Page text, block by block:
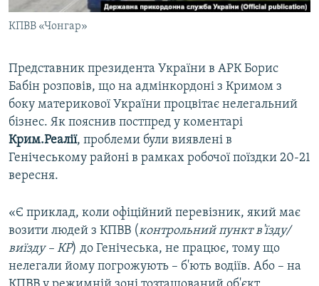
ІНФОГРАФІКА
ДОЛУЧАЙСЯ!
Усі сайти RFE/RL
КПВВ «Чонгар»
Представник президента України в АРК Борис
Бабін розповів, що на адмінкордоні з Кримом з
боку материкової України процвітає нелегальний
бізнес. Як пояснив постпред у коментарі
Крим.Реалії, проблеми були виявлені в
Генічеському районі в рамках робочої поїздки 20-21
вересня.
«Є приклад, коли офіційний перевізник, який має
возити людей з КПВВ (контрольний пункт в'їзду/
виїзду – КР) до Генічеська, не працює, тому що
нелегали йому погрожують – б'ють водіїв. Або – на